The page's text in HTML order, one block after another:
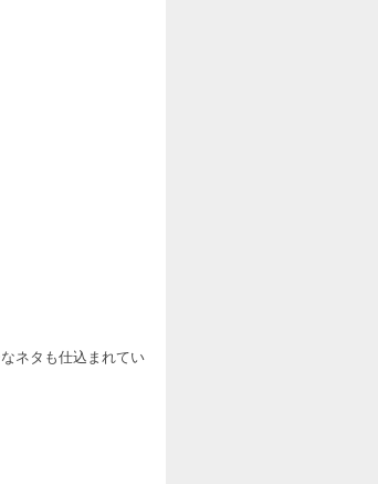
ネタも仕込まれてい